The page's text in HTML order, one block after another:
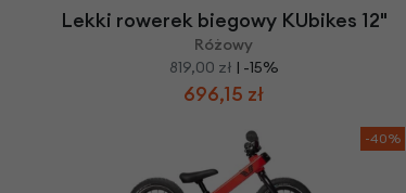
Lekki rowerek biegowy KUbikes 12"
Różowy
819,00 zł | -15%
696,15 zł
-40%